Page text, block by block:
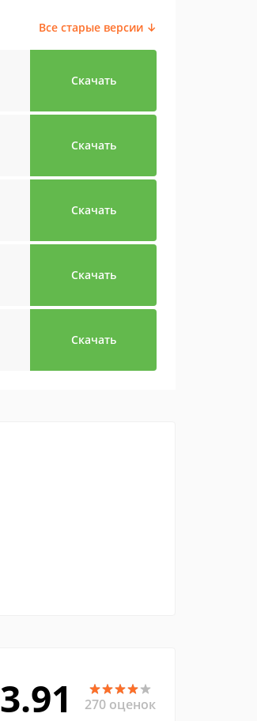
Все старые версии ↓
Скачать
Скачать
Скачать
Скачать
Скачать
3.91 270 оценок